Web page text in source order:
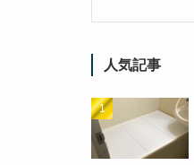
人気記事